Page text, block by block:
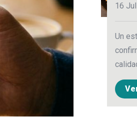
16
Un